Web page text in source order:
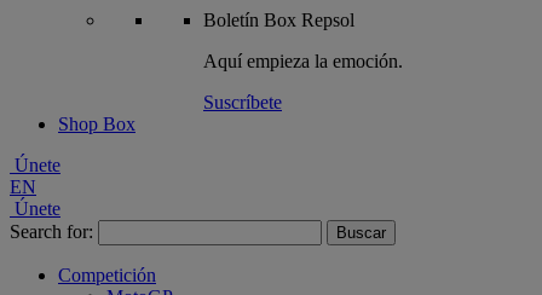
Boletín Box Repsol
Aquí empieza la emoción.
Suscríbete
Shop Box
Únete
EN
Únete
Search for:
Competición